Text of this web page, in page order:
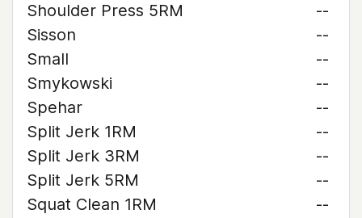
Shoulder Press 5RM
--
Sisson
--
Small
--
Smykowski
--
Spehar
--
Split Jerk 1RM
--
Split Jerk 3RM
--
Split Jerk 5RM
--
Squat Clean 1RM
--